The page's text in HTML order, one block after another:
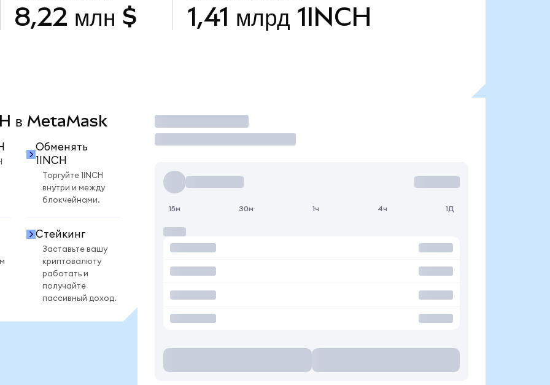
8,22 млн $ 1,41 млрд 1INCH
в MetaMask
Обменять
1INCH
Торгуйте 1INCH
внутри и между
блокчейнами.
Стейкинг
Заставьте вашу
криптовалюту
работать и
получайте
пассивный доход.
Торговать
15м 30м 1ч 4ч 1Д